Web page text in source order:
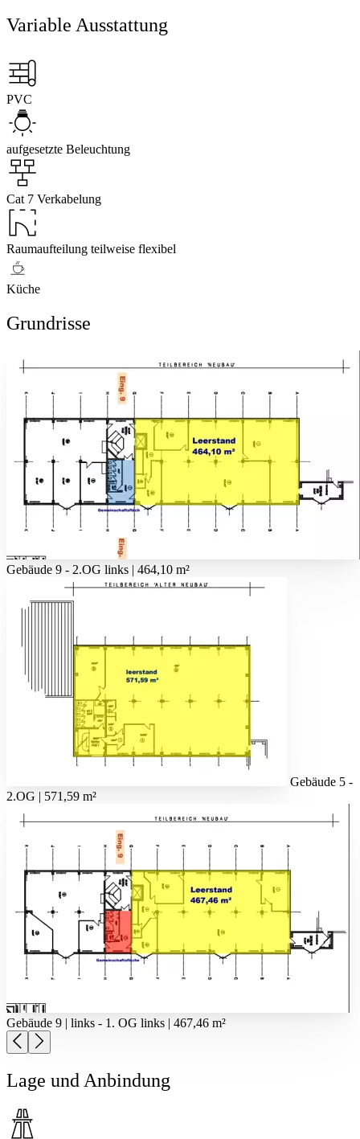
Variable Ausstattung
PVC
aufgesetzte Beleuchtung
Cat 7 Verkabelung
Raumaufteilung teilweise flexibel
Küche
Grundrisse
Gebäude 9 - 2.OG links | 464,10 m²
Gebäude 5 -
2.OG | 571,59 m²
Gebäude 9 | links - 1. OG links | 467,46 m²
Lage und Anbindung